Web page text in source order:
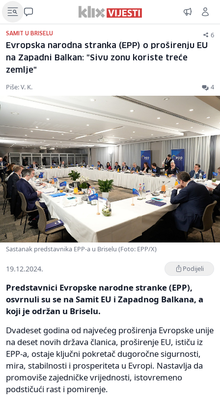
SAMIT U BRISELU 6
Evropska narodna stranka (EPP) o proširenju EU
na Zapadni Balkan: "Sivu zonu koriste treće
zemlje"
Piše: V. K. 4
Sastanak predstavnika EPP-a u Briselu (Foto: EPP/X)
19.12.2024. Podijeli
Predstavnici Evropske narodne stranke (EPP),
osvrnuli su se na Samit EU i Zapadnog Balkana, a
koji je održan u Briselu.
Dvadeset godina od najvećeg proširenja Evropske unije
na deset novih država članica, proširenje EU, ističu iz
EPP-a, ostaje ključni pokretač dugoročne sigurnosti,
mira, stabilnosti i prosperiteta u Evropi. Nastavlja da
promoviše zajedničke vrijednosti, istovremeno
podstičući rast i pomirenje.